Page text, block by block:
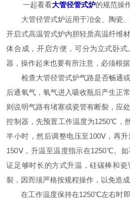
一起看看大管径管式炉的规范操
大管径管式炉运用于冶金、陶瓷、
开启式高温管式炉内胆轻质高温纤维
体合成，开启方便，可分为立式卧
器，操作起来也要有所注意，必须根
检查大管径管式炉气路是否畅通或
后通氧气，氧气进入吸收瓶后产生正
则说明气路有堵塞或瓷管有断裂，应
控制器，先预置工作温度为1250℃，
半小时，然后调整电压至100Ⅴ，再
150Ⅴ，升温至温度指示在1250℃。
证足够时长的方式升温，硅碳棒和
裂，因而须严格按规程操作，以免造成
在工作温度保持在1250℃左右时即